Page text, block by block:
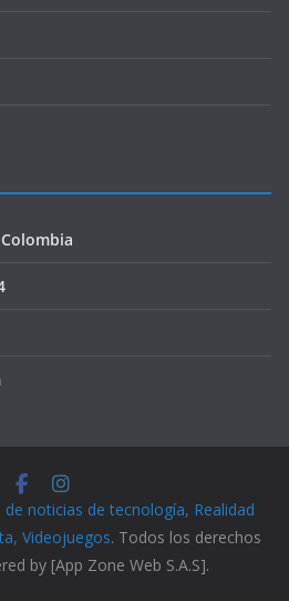
de noticias de tecnología, Realidad
Videojuegos. Todos los derechos
by [App Zone Web S.A.S].